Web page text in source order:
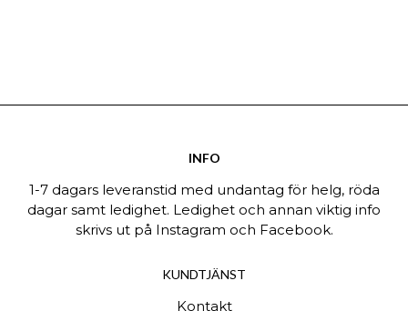
INFO
1-7 dagars leveranstid med undantag för helg, röda
dagar samt ledighet. Ledighet och annan viktig info
skrivs ut på Instagram och Facebook.
KUNDTJÄNST
Kontakt